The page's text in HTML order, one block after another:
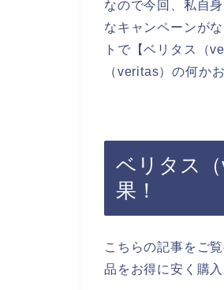
なので今回、私自
なキャンペーンが
トで【ベリタス（
（veritas）の何か
ベリタス
果！
こちらの記事をご
品をお得に安く購